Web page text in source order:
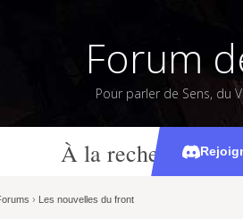
Forum
Pour parler de Sens, du
À la recherche
› Les nouvelles du front